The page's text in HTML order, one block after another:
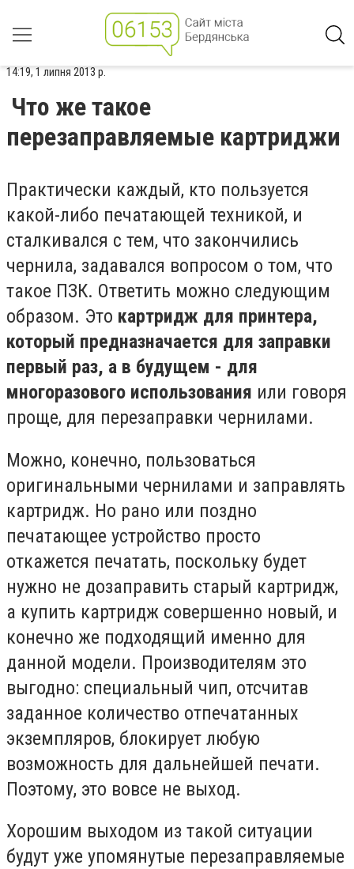
14:19, 1 липня 2013 р.
Что же такое
перезаправляемые картриджи
Практически каждый, кто пользуется
какой-либо печатающей техникой, и
сталкивался с тем, что закончились
чернила, задавался вопросом о том, что
такое ПЗК. Ответить можно следующим
образом. Это картридж для принтера,
который предназначается для заправки
первый раз, а в будущем - для
многоразового использования или говоря
проще, для перезаправки чернилами.
Можно, конечно, пользоваться
оригинальными чернилами и заправлять
картридж. Но рано или поздно
печатающее устройство просто
откажется печатать, поскольку будет
нужно не дозаправить старый картридж,
а купить картридж совершенно новый, и
конечно же подходящий именно для
данной модели. Производителям это
выгодно: специальный чип, отсчитав
заданное количество отпечатанных
экземпляров, блокирует любую
возможность для дальнейшей печати.
Поэтому, это вовсе не выход.
Хорошим выходом из такой ситуации
будут уже упомянутые перезаправляемые